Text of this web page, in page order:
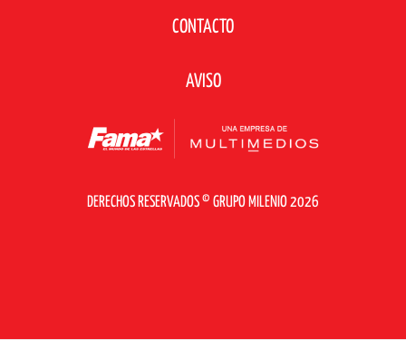
CONTACTO
AVISO
DERECHOS RESERVADOS © GRUPO MILENIO 2026